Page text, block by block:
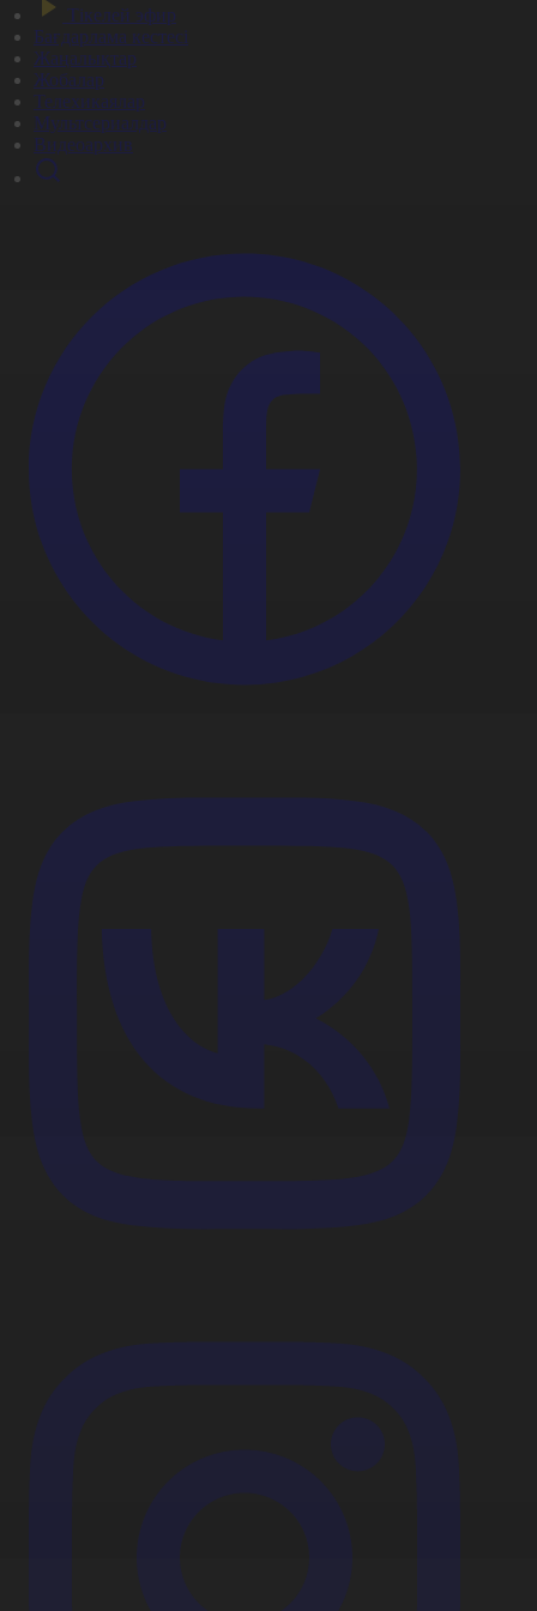
Тікелей эфир
Бағдарлама кестесі
Жаңалықтар
Жобалар
Телехикаялар
Мультсериалдар
Видеоархив